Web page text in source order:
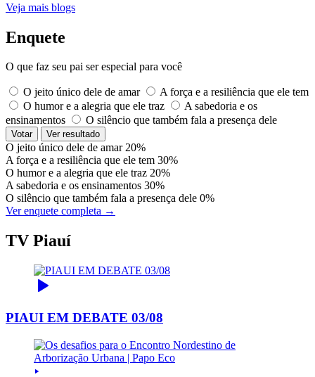
Veja mais blogs
Enquete
O que faz seu pai ser especial para você
O jeito único dele de amar
A força e a resiliência que ele tem
O humor e a alegria que ele traz
A sabedoria e os
ensinamentos
O silêncio que também fala a presença dele
Votar Ver resultado
O jeito único dele de amar 20%
A força e a resiliência que ele tem 30%
O humor e a alegria que ele traz 20%
A sabedoria e os ensinamentos 30%
O silêncio que também fala a presença dele 0%
Ver enquete completa →
TV Piauí
PIAUI EM DEBATE 03/08